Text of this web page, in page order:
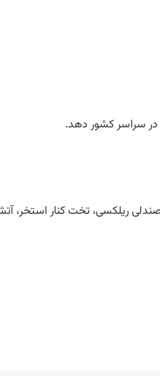
در سراسر کشور دهد.
صندلی ریلکسی، تخت کنار